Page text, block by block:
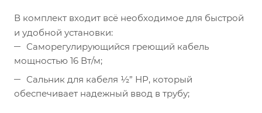
В комплект входит всё необходимое для быстрой
и удобной установки:
Саморегулирующийся греющий кабель
мощностью 16 Вт/м;
Сальник для кабеля ½” НР, который
обеспечивает надежный ввод в трубу;